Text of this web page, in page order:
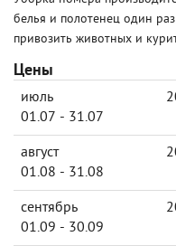
белья и полотенец один
привозить животных и
Цены
июль
01.07 - 31.07
август
01.08 - 31.08
сентябрь
01.09 - 30.09